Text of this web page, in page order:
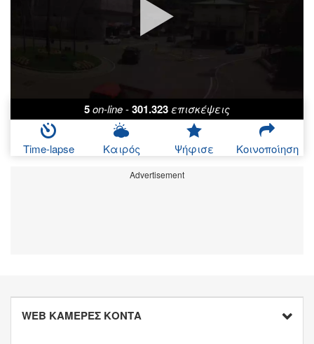
5on-line-301.323επισκέψεις
Time-lapse Καιρός Ψήφισε Κοινοποίηση
Advertisement
WEB ΚΑΜΕΡΕΣ ΚΟΝΤΑ